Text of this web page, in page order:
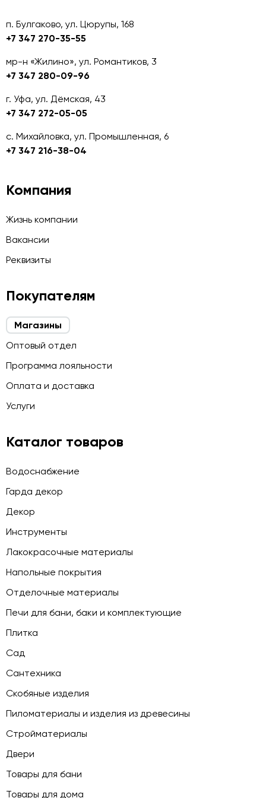
п. Булгаково, ул. Цюрупы, 168
+7 347 270-35-55
мр-н «Жилино», ул. Романтиков, 3
+7 347 280-09-96
г. Уфа, ул. Дёмская, 43
+7 347 272-05-05
с. Михайловка, ул. Промышленная, 6
+7 347 216-38-04
Компания
Жизнь компании
Вакансии
Реквизиты
Покупателям
Магазины
Оптовый отдел
Программа лояльности
Оплата и доставка
Услуги
Каталог товаров
Водоснабжение
Гарда декор
Декор
Инструменты
Лакокрасочные материалы
Напольные покрытия
Отделочные материалы
Печи для бани, баки и комплектующие
Плитка
Сад
Сантехника
Скобяные изделия
Пиломатериалы и изделия из древесины
Стройматериалы
Двери
Товары для бани
Товары для дома